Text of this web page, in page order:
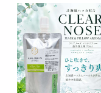
静菌 携帯用 ギフト プレ